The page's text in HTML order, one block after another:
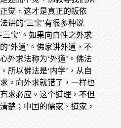
觉，这才是真正的皈依
讲的‘三宝’有很多种说
宝’。如果向自性之外求
‘外道’。佛家讲外道，不
外求法称为‘外道’。佛法
所以佛法是‘内学’，从自
。向外求就错了，一样也
求必应。这个道理，不但
楚；中国的儒家、道家，